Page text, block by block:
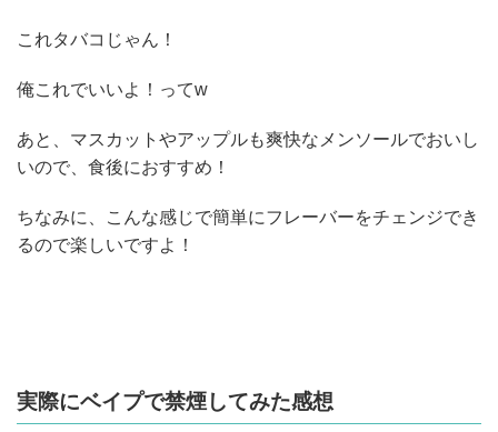
これタバコじゃん！
俺これでいいよ！ってw
あと、マスカットやアップルも爽快なメンソールでおいし
いので、食後におすすめ！
ちなみに、こんな感じで簡単にフレーバーをチェンジでき
るので楽しいですよ！
実際にベイプで禁煙してみた感想